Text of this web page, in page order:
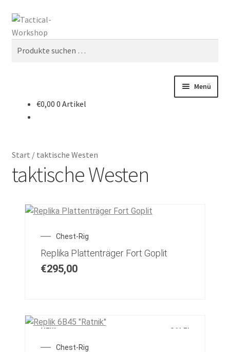
Suchen
Menü
andere Taschen
Für Männer
Impressum
€0,00 0 Artikel
Start / taktische Westen
taktische Westen
Chest-Rig
Replika Plattenträger Fort Goplit
€295,00
NEW SALE!
Chest-Rig